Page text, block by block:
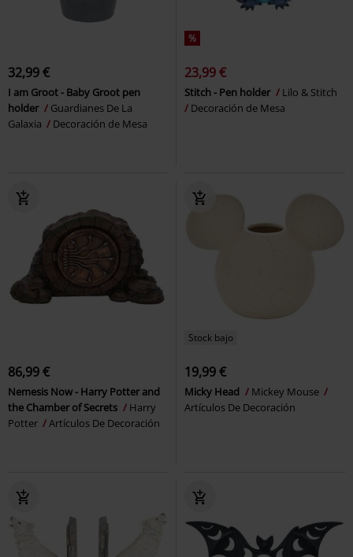
32,99 €
I am Groot - Baby Groot pen
holder
Guardianes De La
Galaxia
Decoración de Mesa
%
23,99 €
Stitch - Pen holder
Lilo & Stitch
Decoración de Mesa
86,99 €
Nemesis Now - Harry Potter and
the Chamber of Secrets
Harry
Potter
Artículos De Decoración
Stock bajo
19,99 €
Micky Head
Mickey Mouse
Artículos De Decoración